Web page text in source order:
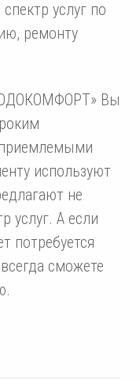
услуг по
ремонту
Вы
используют
не
услуг. А если
потребуется
сможете